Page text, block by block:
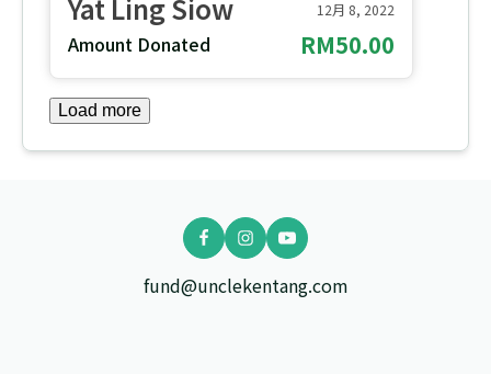
Yat Ling Siow 12月 8, 2022
Amount Donated RM50.00
Load more
fund@unclekentang.com